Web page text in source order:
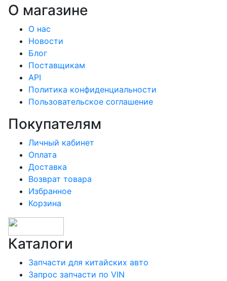
О магазине
О нас
Новости
Блог
Поставщикам
API
Политика конфиденциальности
Пользовательское соглашение
Покупателям
Личный кабинет
Оплата
Доставка
Возврат товара
Избранное
Корзина
Каталоги
Запчасти для китайских авто
Запрос запчасти по VIN